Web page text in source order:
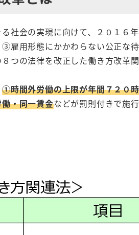
る社会の実現に向けて、２０１
雇用形態にかかわらない公正な
つの法律を改正した働き方改革
①時間外労働の上限が年間７２０
・同一賃金などが罰則付きで施